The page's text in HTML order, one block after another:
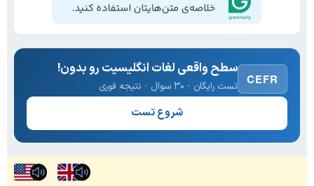
CEFR
سطح واقعی لغات انگلیسیت رو بدون!
تست رایگان · ۳۰ سوال · نتیجه فوری
شروع تست